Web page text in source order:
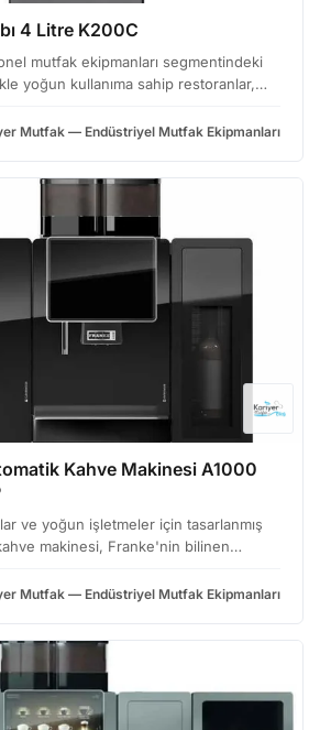
4 Litre K200C
mutfak ekipmanları segmentindeki
yoğun kullanıma sahip restoranlar,
Franke’nin kalite s…
Mutfak — Endüstriyel Mutfak Ekipmanları
Kahve Makinesi A1000
ve yoğun işletmeler için tasarlanmış
makinesi, Franke'nin bilinen
barista kalitesinde kahve …
Mutfak — Endüstriyel Mutfak Ekipmanları